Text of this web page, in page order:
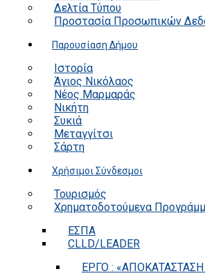
Δελτία Τύπου
Προστασία Προσωπικών
Παρουσίαση Δήμου
Ιστορία
Άγιος Νικόλαος
Νέος Μαρμαράς
Νικήτη
Συκιά
Μεταγγίτσι
Σάρτη
Χρήσιμοι Σύνδεσμοι
Τουρισμός
Χρηματοδοτούμενα
ΕΣΠΑ
CLLD/LEADER
ΕΡΓΟ :